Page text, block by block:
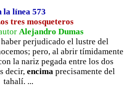
la línea 573
tres mosqueteros
Alejandro Dumas
perjudicado el lustre del
pero, al abrir tímidamente
la nariz pegada entre los dos
decir, encima precisamente del
tahalí. ...